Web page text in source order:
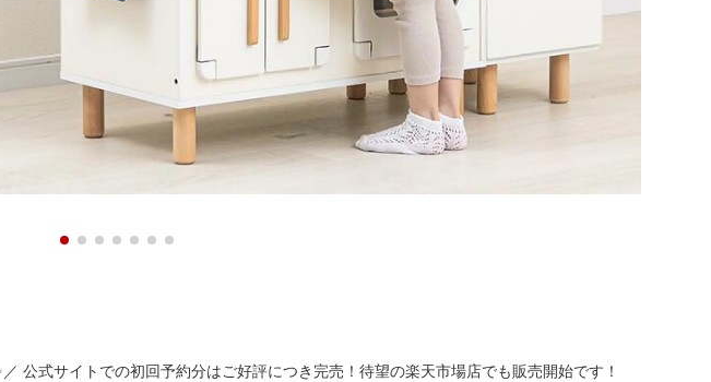
公式サイトでの初回予約分はご好評につき完売！待望の楽天市場店でも販売開始です！